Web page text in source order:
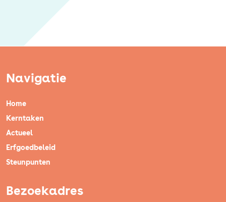
Navigatie
Home
Kerntaken
Actueel
Erfgoedbeleid
Steunpunten
Bezoekadres